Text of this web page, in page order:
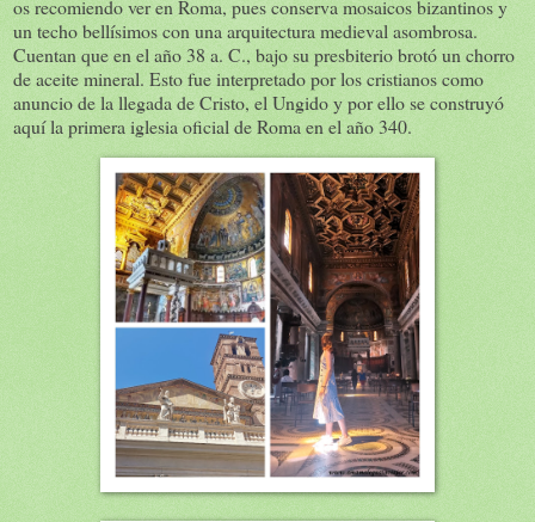
os recomiendo ver en Roma, pues conserva mosaicos bizantinos y
un techo bellísimos con una arquitectura medieval asombrosa.
Cuentan que en el año 38 a. C., bajo su presbiterio brotó un chorro
de aceite mineral. Esto fue interpretado por los cristianos como
anuncio de la llegada de Cristo, el Ungido y por ello se construyó
aquí la primera iglesia oficial de Roma en el año 340.